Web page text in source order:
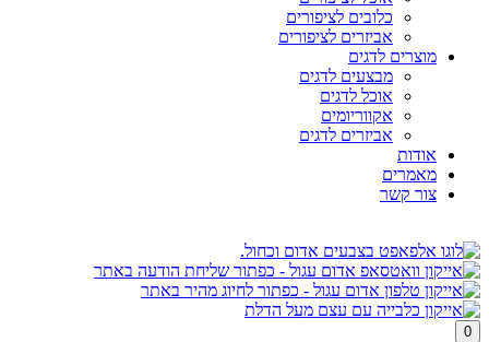
כלובים לציפורים
אביזרים לציפורים
מוצרים לדגים
מבצעים לדגים
אוכל לדגים
אקווריומים
אביזרים לדגים
אודות
מאמרים
צור קשר
0